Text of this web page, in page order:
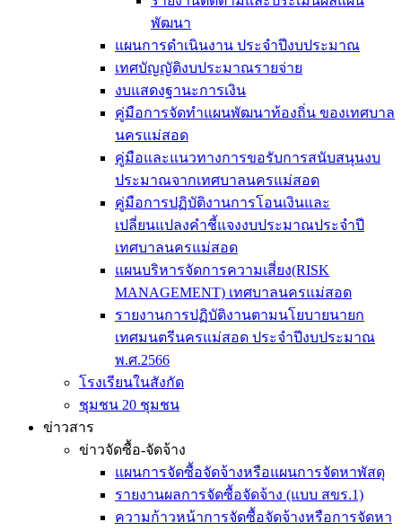
พัฒนา
แผนการดำเนินงาน ประจำปีงบประมาณ
เทศบัญญัติงบประมาณรายจ่าย
งบแสดงฐานะการเงิน
คู่มือการจัดทำแผนพัฒนาท้องถิ่น ของเทศบาล
นครแม่สอด
คู่มือและแนวทางการขอรับการสนับสนุนงบ
ประมาณจากเทศบาลนครแม่สอด
คู่มือการปฏิบัติงานการโอนเงินและ
เปลี่ยนแปลงคำชี้แจงงบประมาณประจำปี
เทศบาลนครแม่สอด
แผนบริหารจัดการความเสี่ยง(RISK
MANAGEMENT) เทศบาลนครแม่สอด
รายงานการปฏิบัติงานตามนโยบายนายก
เทศมนตรีนครแม่สอด ประจำปีงบประมาณ
พ.ศ.2566
โรงเรียนในสังกัด
ชุมชน 20 ชุมชน
ข่าวสาร
ข่าวจัดซื้อ-จัดจ้าง
แผนการจัดซื้อจัดจ้างหรือแผนการจัดหาพัสดุ
รายงานผลการจัดซื้อจัดจ้าง (แบบ สขร.1)
ความก้าวหน้าการจัดซื้อจัดจ้างหรือการจัดหา